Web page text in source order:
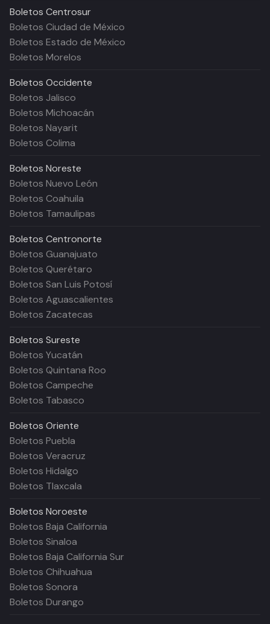
Boletos Centrosur
Boletos Ciudad de México
Boletos Estado de México
Boletos Morelos
Boletos Occidente
Boletos Jalisco
Boletos Michoacán
Boletos Nayarit
Boletos Colima
Boletos Noreste
Boletos Nuevo León
Boletos Coahuila
Boletos Tamaulipas
Boletos Centronorte
Boletos Guanajuato
Boletos Querétaro
Boletos San Luis Potosí
Boletos Aguascalientes
Boletos Zacatecas
Boletos Sureste
Boletos Yucatán
Boletos Quintana Roo
Boletos Campeche
Boletos Tabasco
Boletos Oriente
Boletos Puebla
Boletos Veracruz
Boletos Hidalgo
Boletos Tlaxcala
Boletos Noroeste
Boletos Baja California
Boletos Sinaloa
Boletos Baja California Sur
Boletos Chihuahua
Boletos Sonora
Boletos Durango